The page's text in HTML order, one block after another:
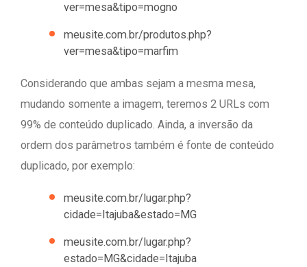
ver=mesa&tipo=mogno
meusite.com.br/produtos.php?
ver=mesa&tipo=marfim
Considerando que ambas sejam a mesma mesa,
mudando somente a imagem, teremos 2 URLs com
99% de conteúdo duplicado. Ainda, a inversão da
ordem dos parâmetros também é fonte de conteúdo
duplicado, por exemplo:
meusite.com.br/lugar.php?
cidade=Itajuba&estado=MG
meusite.com.br/lugar.php?
estado=MG&cidade=Itajuba